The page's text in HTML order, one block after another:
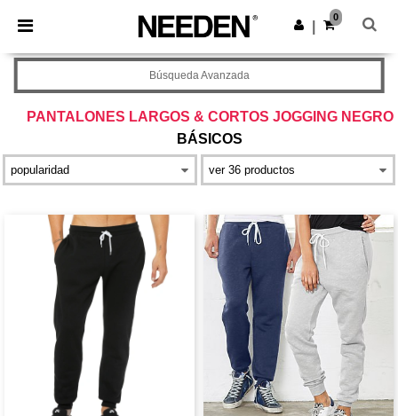
× App de Needen
¡Mejores precios en app!
Descargar app
0
PANTALONES LARGOS & CORTOS JOGGING NEGRO
BÁSICOS
Búsqueda Avanzada